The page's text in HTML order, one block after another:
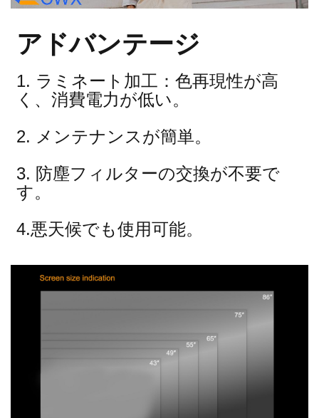
アドバンテージ
1. ラミネート加工：色再現性が高
く、消費電力が低い。
2. メンテナンスが簡単。
3. 防塵フィルターの交換が不要で
す。
4.悪天候でも使用可能。